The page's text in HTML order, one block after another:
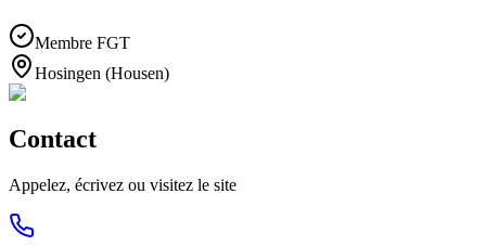
Membre FGT
Hosingen (Housen)
Contact
Appelez, écrivez ou visitez le site